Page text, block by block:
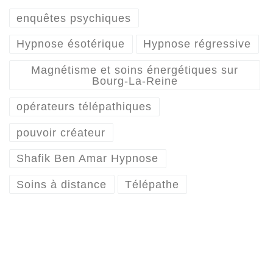
enquêtes psychiques
Hypnose ésotérique Hypnose régressive
Magnétisme et soins énergétiques sur
Bourg-La-Reine
opérateurs télépathiques
pouvoir créateur
Shafik Ben Amar Hypnose
Soins à distance Télépathe